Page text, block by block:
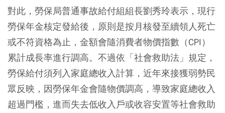
對此，勞保局普通事故給付組組長劉秀玲表示，現行
勞保年金核定發給後，原則是按月核發至續領人死亡
或不符資格為止，金額會隨消費者物價指數（CPI）
累計成長率進行調高。不過依「社會救助法」規定，
勞保給付須列入家庭總收入計算，近年來接獲弱勢民
眾反映，因勞保年金會隨物價調高，導致家庭總收入
超過門檻，進而失去低收入戶或收容安置等社會救助